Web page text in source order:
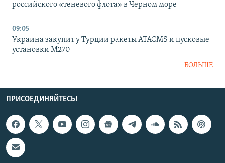
российского «теневого флота» в Черном море
09:05
Украина закупит у Турции ракеты ATACMS и пусковые
установки M270
БОЛЬШЕ
ПРИСОЕДИНЯЙТЕСЬ!